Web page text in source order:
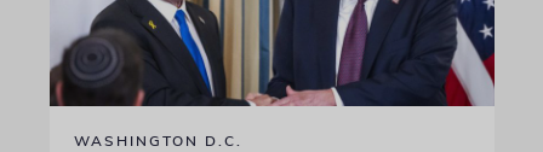
WASHINGTON D.C.